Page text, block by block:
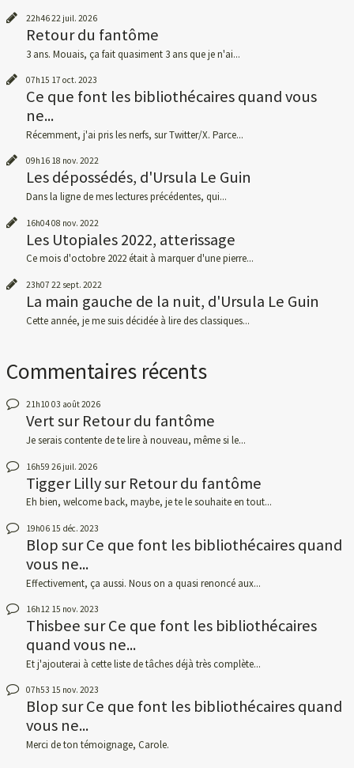
22h4622 juil. 2026
Retour du fantôme
3 ans. Mouais, ça fait quasiment 3 ans que je n'ai...
07h15 17 oct. 2023
Ce que font les bibliothécaires quand vous
ne...
Récemment, j'ai pris les nerfs, sur Twitter/X. Parce...
09h16 18 nov. 2022
Les dépossédés, d'Ursula Le Guin
Dans la ligne de mes lectures précédentes, qui...
16h0408 nov. 2022
Les Utopiales 2022, atterissage
Ce mois d'octobre 2022 était à marquer d'une pierre...
23h07 22 sept. 2022
La main gauche de la nuit, d'Ursula Le Guin
Cette année, je me suis décidée à lire des classiques...
Commentaires récents
21h10 03 août 2026
VertsurRetour du fantôme
Je serais contente de te lire à nouveau, même si le...
16h59 26 juil. 2026
Tigger LillysurRetour du fantôme
Eh bien, welcome back, maybe, je te le souhaite en tout...
19h06 15 déc. 2023
BlopsurCe que font les bibliothécaires quand
vous ne...
Effectivement, ça aussi. Nous on a quasi renoncé aux...
16h12 15 nov. 2023
ThisbeesurCe que font les bibliothécaires
quand vous ne...
Et j'ajouterai à cette liste de tâches déjà très complète...
07h53 15 nov. 2023
BlopsurCe que font les bibliothécaires quand
vous ne...
Merci de ton témoignage, Carole.